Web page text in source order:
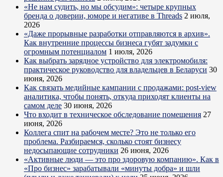
«Не нам судить, но мы обсудим»: четыре крупных
бренда о доверии, юморе и негативе в Threads 2 июля,
2026
«Даже прорывные разработки отправляются в архив».
Как внутренние процессы бизнеса губят задумки с
огромным потенциалом 1 июля, 2026
Как выбрать зарядное устройство для электромобиля:
практическое руководство для владельцев в Беларуси 30
июня, 2026
Как связать медийные кампании с продажами: post-view
аналитика, чтобы понять, откуда приходят клиенты на
самом деле 30 июня, 2026
Что входит в техническое обследование помещения 27
июня, 2026
Коллега спит на рабочем месте? Это не только его
проблема. Разбираемся, сколько стоят бизнесу
недосыпающие сотрудники 26 июня, 2026
«Активные люди — это про здоровую компанию». Как в
«Про бизнес» зарабатывали «минуты добра» и шли